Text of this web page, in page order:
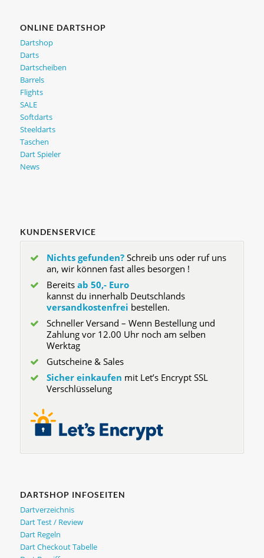
ONLINE DARTSHOP
Dartshop
Darts
Dartscheiben
Barrels
Flights
SALE
Softdarts
Steeldarts
Taschen
Dart Spieler
News
KUNDENSERVICE
Nichts gefunden?Schreib uns oder ruf uns
an, wir können fast alles besorgen !
Bereits ab 50,- Euro
kannst du innerhalb Deutschlands
versandkostenfrei bestellen.
Schneller Versand – Wenn Bestellung und
Zahlung vor 12.00 Uhr noch am selben
Werktag
Gutscheine & Sales
Sicher einkaufen mit Let’s Encrypt SSL
Verschlüsselung
DARTSHOP INFOSEITEN
Dartverzeichnis
Dart Test / Review
Dart Regeln
Dart Checkout Tabelle